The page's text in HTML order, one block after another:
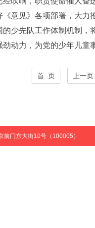
《意见》各项部署，大力
的少先队工作体制机制，
劲动力，为党的少年儿童
首 页 上一页
门东大街10号（100005）